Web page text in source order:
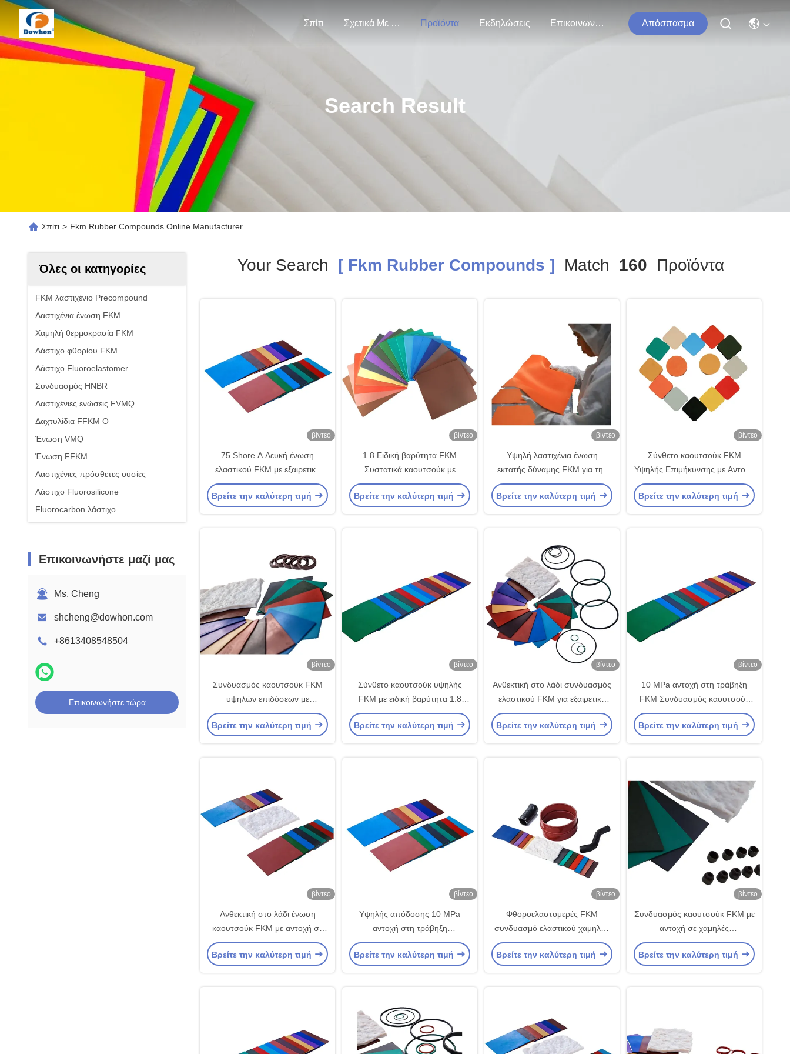
Σπίτι Σχετικά Με Εμάς Προϊόντα Εκδηλώσεις Επικοινωνήστε Μαζί Μας Απόσπασμα
Search Result
Σπίτι > Fkm Rubber Compounds Online Manufacturer
Όλες οι κατηγορίες
FKM λαστιχένιο Precompound
Λαστιχένια ένωση FKM
Χαμηλή θερμοκρασία FKM
Λάστιχο φθορίου FKM
Λάστιχο Fluoroelastomer
Συνδυασμός HNBR
Λαστιχένιες ενώσεις FVMQ
Δαχτυλίδια FFKM Ο
Ένωση VMQ
Ένωση FFKM
Λαστιχένιες πρόσθετες ουσίες
Λάστιχο Fluorosilicone
Fluorocarbon λάστιχο
Επικοινωνήστε μαζί μας
Ms. Cheng
shcheng@dowhon.com
+8613408548504
Επικοινωνήστε τώρα
Your Search [ Fkm Rubber Compounds ] Match 160 Προϊόντα
βίντεο
75 Shore A Λευκή ένωση
ελαστικού FKM με εξαιρετική
αντοχή στο όζον
Βρείτε την καλύτερη τιμή
βίντεο
1.8 Ειδική βαρύτητα FKM
Συστατικά καουτσούκ με
σκληρότητα 75 Shore A
Εξαιρετική αντοχή στο λάδι
Βρείτε την καλύτερη τιμή
βίντεο
Υψηλή λαστιχένια ένωση
εκτατής δύναμης FKM για την
άριστη χημική αντίσταση
Βρείτε την καλύτερη τιμή
βίντεο
Σύνθετο καουτσούκ FKM
Υψηλής Επιμήκυνσης με Αντοχή
σε Λάδι και Εύρος
Θερμοκρασίας -20°C έως
Βρείτε την καλύτερη τιμή
βίντεο
Συνδυασμός καουτσούκ FKM
υψηλών επιδόσεων με
επιμήκυνση > 200%, αντοχή σε
δάκρυα και σύνδεση με μέταλλο
Βρείτε την καλύτερη τιμή
βίντεο
Σύνθετο καουτσούκ υψηλής
FKM με ειδική βαρύτητα 1.8
χαμηλής συμπίεσης
Βρείτε την καλύτερη τιμή
βίντεο
Ανθεκτική στο λάδι συνδυασμός
ελαστικού FKM για εξαιρετική
αντοχή στα δάκρυα Μαύρο που
χρησιμοποιείται για δαχτυλίδια
Βρείτε την καλύτερη τιμή
βίντεο
10 MPa αντοχή στη τράβηξη
FKM Συνδυασμός καουτσούκ
για στεγνώσεις υψηλής
θερμοκρασίας Εξαιρετική χημική
Βρείτε την καλύτερη τιμή
βίντεο
Ανθεκτική στο λάδι ένωση
καουτσούκ FKM με αντοχή σε
υψηλές θερμοκρασίες (-20 °C
έως +200 °C) και εξαιρετική
Βρείτε την καλύτερη τιμή
βίντεο
Υψηλής απόδοσης 10 MPa
αντοχή στη τράβηξη
Συνδυασμός καουτσούκ FKM με
υπερεκτίμηση UL94 V-0 και
Βρείτε την καλύτερη τιμή
βίντεο
Φθοροελαστομερές FKM
συνδυασμό ελαστικού χαμηλής
συμπίεσης
Βρείτε την καλύτερη τιμή
βίντεο
Συνδυασμός καουτσούκ FKM με
αντοχή σε χαμηλές
θερμοκρασίες και αντοχή σε
καύσιμα
Βρείτε την καλύτερη τιμή